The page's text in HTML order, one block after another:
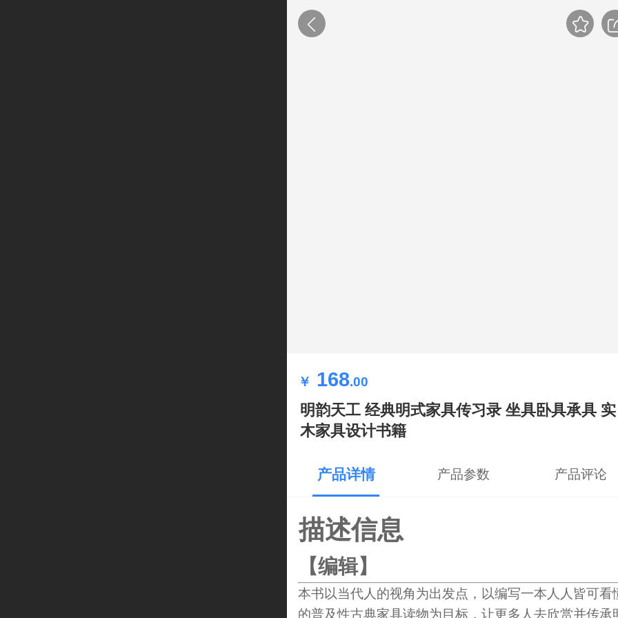
￥ 168.00
明韵天工 经典明式家具传习录 坐具卧具承具 实
木家具设计书籍
产品详情 产品参数 产品评论
描述信息
【编辑】
本书以当代人的视角为出发点，以编写一本人人皆可看
的普及性古典家具读物为目标，让更多人去欣赏并传承